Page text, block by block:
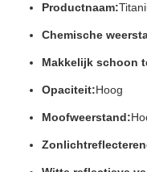
Productnaam:
Chemische
Makkelijk schoon
Opaciteit:Hoog
Moofweerstand: